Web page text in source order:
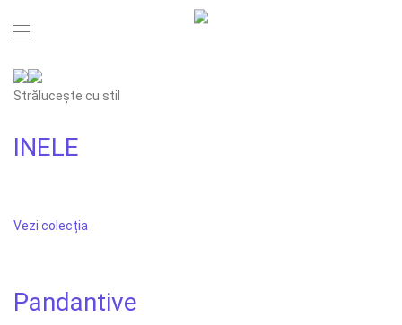
Strălucește cu stil
INELE
Vezi colecția
Pandantive